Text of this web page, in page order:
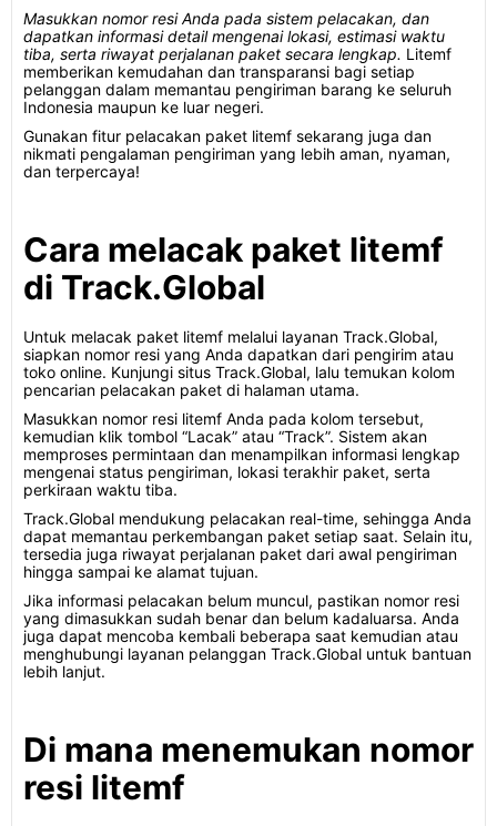
Masukkan nomor resi Anda pada sistem pelacakan, dan
dapatkan informasi detail mengenai lokasi, estimasi waktu
tiba, serta riwayat perjalanan paket secara lengkap. Litemf
memberikan kemudahan dan transparansi bagi setiap
pelanggan dalam memantau pengiriman barang ke seluruh
Indonesia maupun ke luar negeri.
Gunakan fitur pelacakan paket litemf sekarang juga dan
nikmati pengalaman pengiriman yang lebih aman, nyaman,
dan terpercaya!
Cara melacak paket litemf
di Track.Global
Untuk melacak paket litemf melalui layanan Track.Global,
siapkan nomor resi yang Anda dapatkan dari pengirim atau
toko online. Kunjungi situs Track.Global, lalu temukan kolom
pencarian pelacakan paket di halaman utama.
Masukkan nomor resi litemf Anda pada kolom tersebut,
kemudian klik tombol “Lacak” atau “Track”. Sistem akan
memproses permintaan dan menampilkan informasi lengkap
mengenai status pengiriman, lokasi terakhir paket, serta
perkiraan waktu tiba.
Track.Global mendukung pelacakan real-time, sehingga Anda
dapat memantau perkembangan paket setiap saat. Selain itu,
tersedia juga riwayat perjalanan paket dari awal pengiriman
hingga sampai ke alamat tujuan.
Jika informasi pelacakan belum muncul, pastikan nomor resi
yang dimasukkan sudah benar dan belum kadaluarsa. Anda
juga dapat mencoba kembali beberapa saat kemudian atau
menghubungi layanan pelanggan Track.Global untuk bantuan
lebih lanjut.
Di mana menemukan nomor
resi litemf